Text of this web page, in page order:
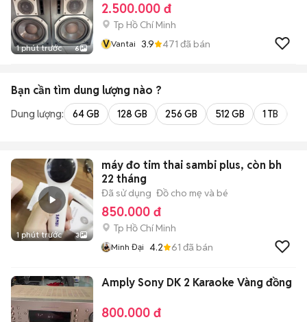
1 phút trước 6
2.500.000 đ
Tp Hồ Chí Minh
VVantai 3.9 471 đã bán
Bạn cần tìm dung lượng nào ?
Dung lượng: 64 GB 128 GB 256 GB 512 GB 1 TB
1 phút trước 3
máy đo tim thai sambi plus, còn bh
22 tháng
Đã sử dụng Đồ cho mẹ và bé
850.000 đ
Tp Hồ Chí Minh
Minh Đại 4.2 61 đã bán
Amply Sony DK 2 Karaoke Vàng đồng
800.000 đ